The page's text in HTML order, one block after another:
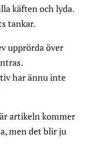
käften och lyda.
tankar.
upprörda över
har ännu inte
artikeln kommer
men det blir ju